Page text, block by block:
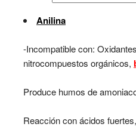
Anilina
-Incompatible con:
nitrocompuestos orgánicos,
Produce humos de
Reacción con ácidos